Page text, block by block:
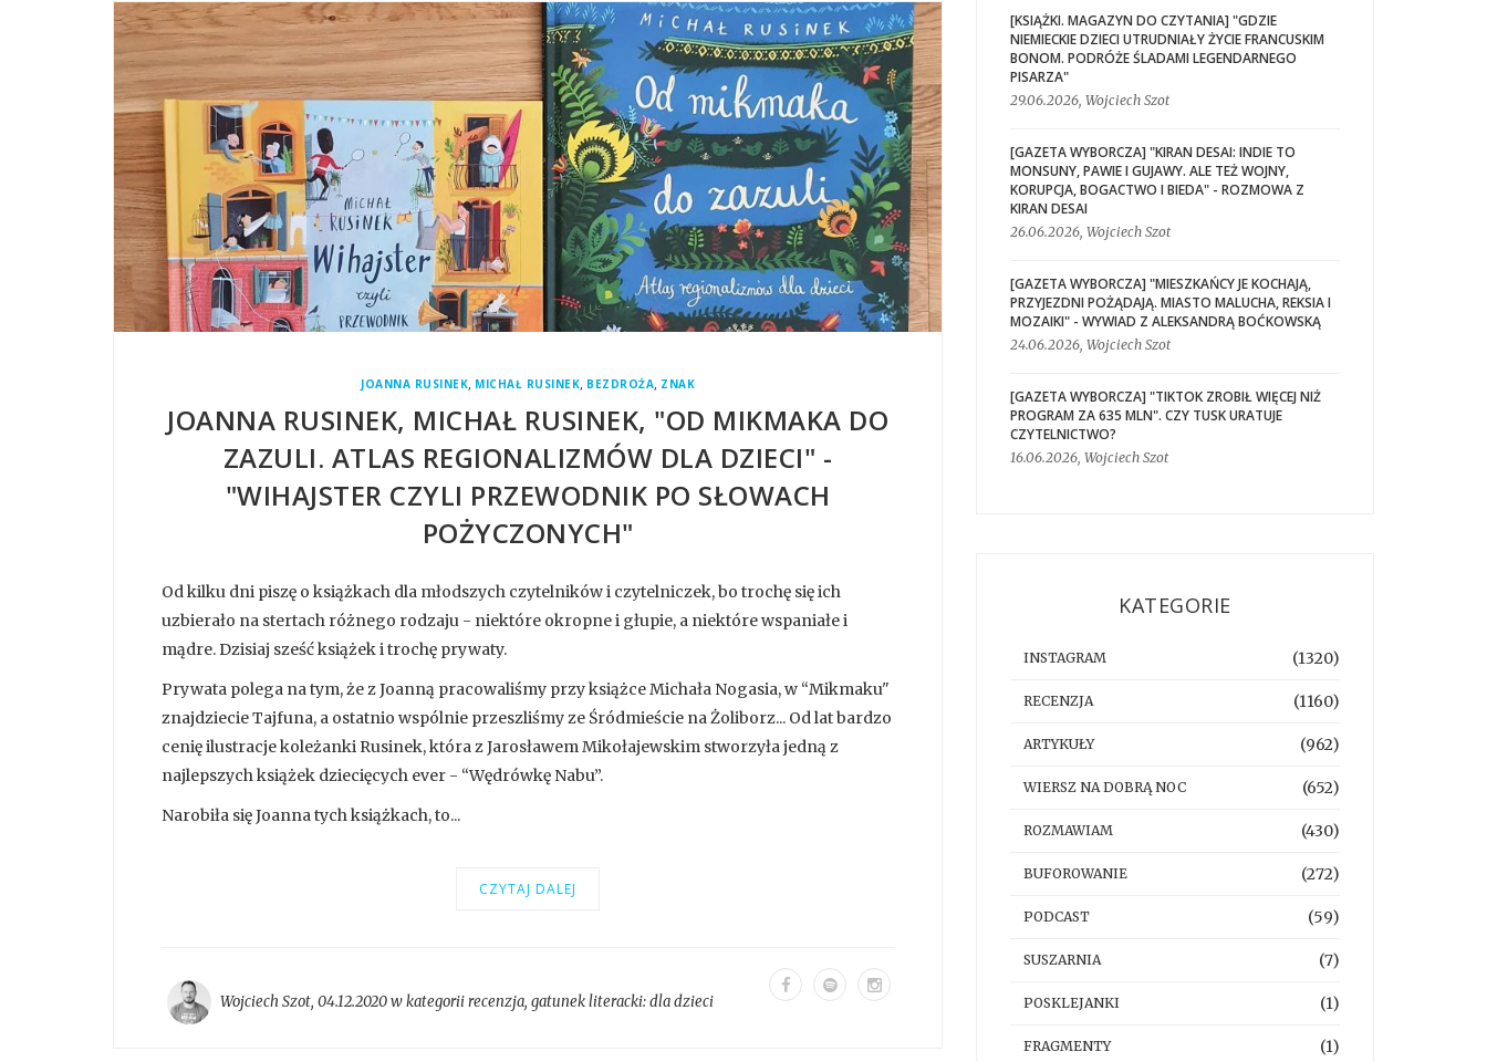
JOANNA RUSINEK, MICHAŁ RUSINEK, BEZDROŻA, ZNAK
JOANNA RUSINEK, MICHAŁ RUSINEK, "OD MIKMAKA DO
ZAZULI. ATLAS REGIONALIZMÓW DLA DZIECI" -
"WIHAJSTER CZYLI PRZEWODNIK PO SŁOWACH
POŻYCZONYCH"
Od kilku dni piszę o książkach dla młodszych czytelników i czytelniczek, bo trochę się ich
uzbierało na stertach różnego rodzaju - niektóre okropne i głupie, a niektóre wspaniałe i
mądre. Dzisiaj sześć książek i trochę prywaty.
Prywata polega na tym, że z Joanną pracowaliśmy przy książce Michała Nogasia, w “Mikmaku"
znajdziecie Tajfuna, a ostatnio wspólnie przeszliśmy ze Śródmieście na Żoliborz... Od lat bardzo
cenię ilustracje koleżanki Rusinek, która z Jarosławem Mikołajewskim stworzyła jedną z
najlepszych książek dziecięcych ever - “Wędrówkę Nabu”.
Narobiła się Joanna tych książkach, to...
CZYTAJ DALEJ
Wojciech Szot, 04.12.2020 w kategoriirecenzja, gatunek literacki:dla dzieci
[KSIĄŻKI. MAGAZYN DO CZYTANIA] "GDZIE
NIEMIECKIE DZIECI UTRUDNIAŁY ŻYCIE FRANCUSKIM
BONOM. PODRÓŻE ŚLADAMI LEGENDARNEGO
PISARZA"
29.06.2026, Wojciech Szot
[GAZETA WYBORCZA] "KIRAN DESAI: INDIE TO
MONSUNY, PAWIE I GUJAWY. ALE TEŻ WOJNY,
KORUPCJA, BOGACTWO I BIEDA" - ROZMOWA Z
KIRAN DESAI
26.06.2026, Wojciech Szot
[GAZETA WYBORCZA] "MIESZKAŃCY JE KOCHAJĄ,
PRZYJEZDNI POŻĄDAJĄ. MIASTO MALUCHA, REKSIA I
MOZAIKI" - WYWIAD Z ALEKSANDRĄ BOĆKOWSKĄ
24.06.2026, Wojciech Szot
[GAZETA WYBORCZA] "TIKTOK ZROBIŁ WIĘCEJ NIŻ
PROGRAM ZA 635 MLN". CZY TUSK URATUJE
CZYTELNICTWO?
16.06.2026, Wojciech Szot
KATEGORIE
INSTAGRAM (1320)
RECENZJA (1160)
ARTYKUŁY (962)
WIERSZ NA DOBRĄ NOC (652)
ROZMAWIAM (430)
BUFOROWANIE (272)
PODCAST (59)
SUSZARNIA (7)
POSKLEJANKI (1)
FRAGMENTY (1)